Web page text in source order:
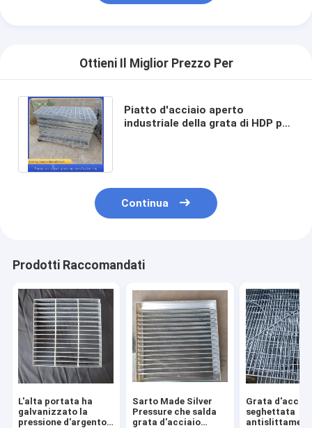
Ottieni Il Miglior Prezzo Per
Piatto d'acciaio aperto
industriale della grata di HDP per
Continua
Prodotti Raccomandati
L'alta portata ha
galvanizzato la
pressione d'argento
Sarto Made Silver
Pressure che salda
grata d'acciaio
Grata
seghettata